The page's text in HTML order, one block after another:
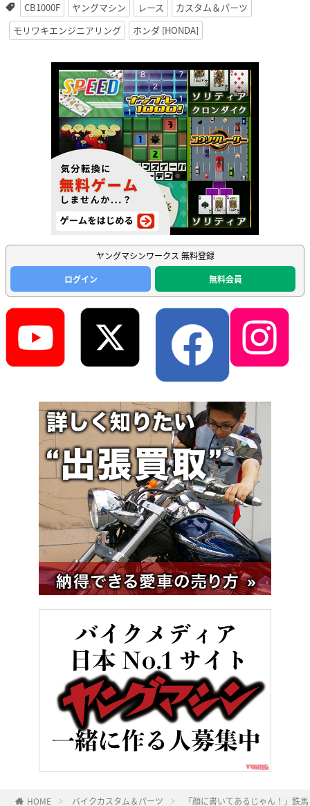
CB1000F ヤングマシン レース
カスタム＆パーツ
モリワキエンジニアリング
ホンダ [HONDA]
ヤングマシンワークス 無料登録
ログイン
無料会員
HOME バイクカスタム＆パーツ 「顔に書いてあるじゃん！」鉄